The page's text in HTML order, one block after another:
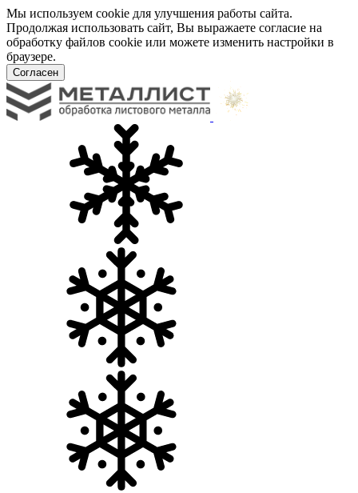
Мы используем cookie для улучшения работы сайта.
Продолжая использовать сайт, Вы выражаете согласие на
обработку файлов cookie или можете изменить настройки в
браузере.
Согласен